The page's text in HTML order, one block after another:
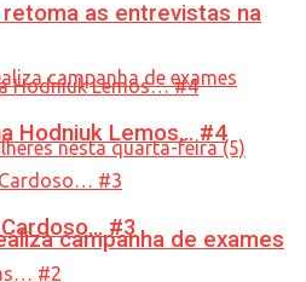
campanha de exames
retoma as entrevistas na
Hodniuk Lemos… #4
#3